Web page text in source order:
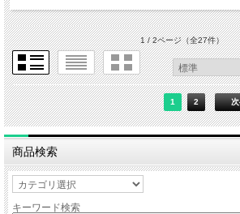
1 / 2ページ（全27件）
1 2
商品検索
キーワード検索